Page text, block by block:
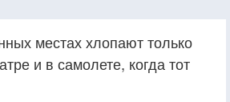
местах хлопают только
и в самолете, когда тот